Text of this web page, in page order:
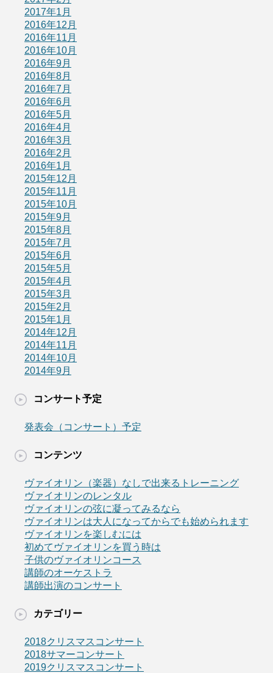
2017年1月
2016年12月
2016年11月
2016年10月
2016年9月
2016年8月
2016年7月
2016年6月
2016年5月
2016年4月
2016年3月
2016年2月
2016年1月
2015年12月
2015年11月
2015年10月
2015年9月
2015年8月
2015年7月
2015年6月
2015年5月
2015年4月
2015年3月
2015年2月
2015年1月
2014年12月
2014年11月
2014年10月
2014年9月
コンサート予定
発表会（コンサート）予定
コンテンツ
ヴァイオリン（楽器）なしで出来るトレーニング
ヴァイオリンのレンタル
ヴァイオリンの弦に凝ってみるなら
ヴァイオリンは大人になってからでも始められます
ヴァイオリンを楽しむには
初めてヴァイオリンを買う時は
子供のヴァイオリンコース
講師のオーケストラ
講師出演のコンサート
カテゴリー
2018クリスマスコンサート
2018サマーコンサート
2019クリスマスコンサート